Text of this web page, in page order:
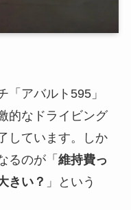
「アバルト595」
的なドライビング
しています。しか
るのが「 維持費っ
きい？ 」という